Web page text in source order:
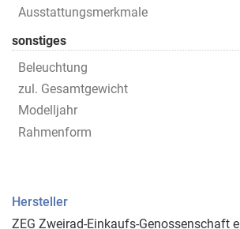
Ausstattungsmerkmale
sonstiges
Beleuchtung
zul. Gesamtgewicht
Modelljahr
Rahmenform
Hersteller
ZEG Zweirad-Einkaufs-Genossenschaft